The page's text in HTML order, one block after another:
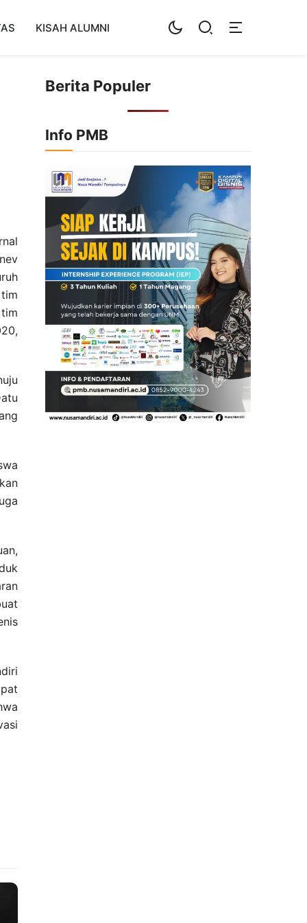
KISAH ALUMNI
Berita Populer
Info PMB